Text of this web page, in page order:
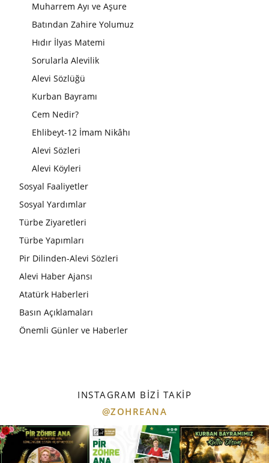
Muharrem Ayı ve Aşure
Batından Zahire Yolumuz
Hıdır İlyas Matemi
Sorularla Alevilik
Alevi Sözlüğü
Kurban Bayramı
Cem Nedir?
Ehlibeyt-12 İmam Nikâhı
Alevi Sözleri
Alevi Köyleri
Sosyal Faaliyetler
Sosyal Yardımlar
Türbe Ziyaretleri
Türbe Yapımları
Pir Dilinden-Alevi Sözleri
Alevi Haber Ajansı
Atatürk Haberleri
Basın Açıklamaları
Önemli Günler ve Haberler
INSTAGRAM BIZI TAKIP
@ZOHREANA